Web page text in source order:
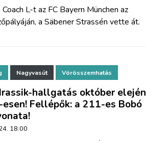
L-t az FC Bayern München az
a Säbener Strassén vette át.
Nagyvasút Vörösszemhatás
hallgatás október elején
Fellépők: a 211-es Bobó
18:00